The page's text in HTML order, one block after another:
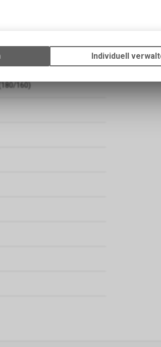
Speed
160)
grundlegenden Funktionen unseres Online-
zu ermöglichen. Bitte beachten Sie,
Individuell